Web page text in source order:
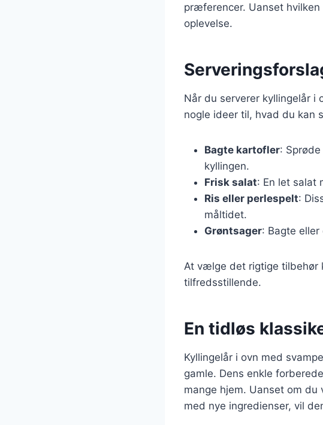
præferencer. Uanset
oplevelse.
Når du serverer kyllingelår
nogle ideer til, hvad du kan
Bagte kartofler:
kyllingen.
Frisk salat: En let salat
Ris eller perlespelt:
måltidet.
Grøntsager: Bagte
At vælge det rigtige tilbehør
tilfredsstillende.
En tidløs
Kyllingelår i ovn med
gamle. Dens enkle
mange hjem. Uanset om
med nye ingredienser, vil